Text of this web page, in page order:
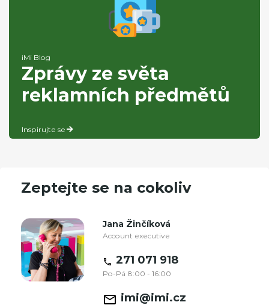
iMi Blog
Zprávy ze světa
reklamních předmětů
Inspirujte se
Zeptejte se na cokoliv
Jana Žinčíková
Account executive
271 071 918
Po-Pá 8:00 - 16:00
imi@imi.cz